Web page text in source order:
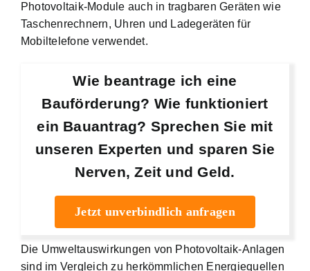
Photovoltaik-Module auch in tragbaren Geräten wie
Taschenrechnern, Uhren und Ladegeräten für
Mobiltelefone verwendet.
Wie beantrage ich eine
Bauförderung? Wie funktioniert
ein Bauantrag? Sprechen Sie mit
unseren Experten und sparen Sie
Nerven, Zeit und Geld.
Jetzt unverbindlich anfragen
Die Umweltauswirkungen von Photovoltaik-Anlagen
sind im Vergleich zu herkömmlichen Energiequellen